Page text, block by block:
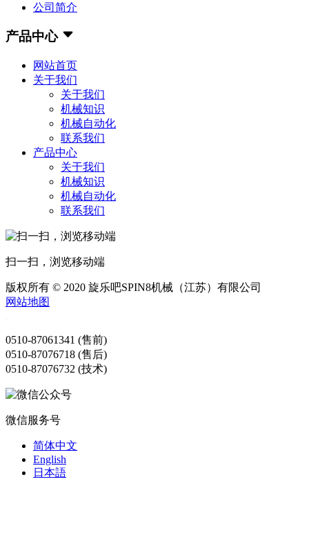
公司简介
产品中心
网站首页
关于我们
关于我们
机械知识
机械自动化
联系我们
产品中心
关于我们
机械知识
机械自动化
联系我们
扫一扫，浏览移动端
版权所有 © 2020 旋乐吧SPIN8机械（江苏）有限公司
网站地图
0510-87061341 (售前)
0510-87076718 (售后)
0510-87076732 (技术)
微信服务号
简体中文
English
日本語